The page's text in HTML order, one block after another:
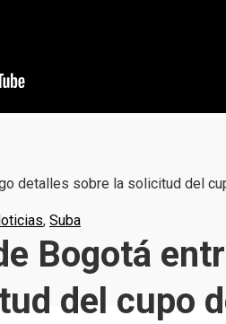
detalles sobre la solicitud del
, Suba
Bogotá
del cupo